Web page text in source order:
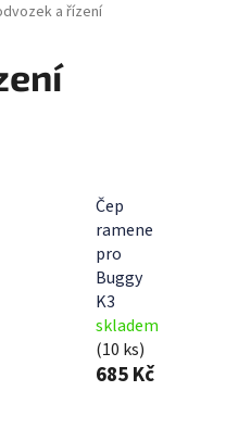
a řízení
Čep
ramene
pro
Buggy
K3
skladem
(10 ks)
685 Kč